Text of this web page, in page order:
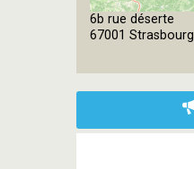
6b rue déserte
67001 Strasbourg